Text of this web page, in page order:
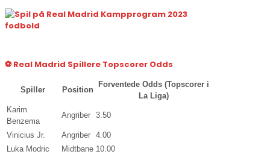
⚽ Real Madrid Spillere Topscorer Odds
Spiller Position
Forventede Odds (Topscorer i
La Liga)
Karim
Benzema
Angriber 3.50
Vinicius Jr. Angriber 4.00
Luka Modric
Midtbane 10.00